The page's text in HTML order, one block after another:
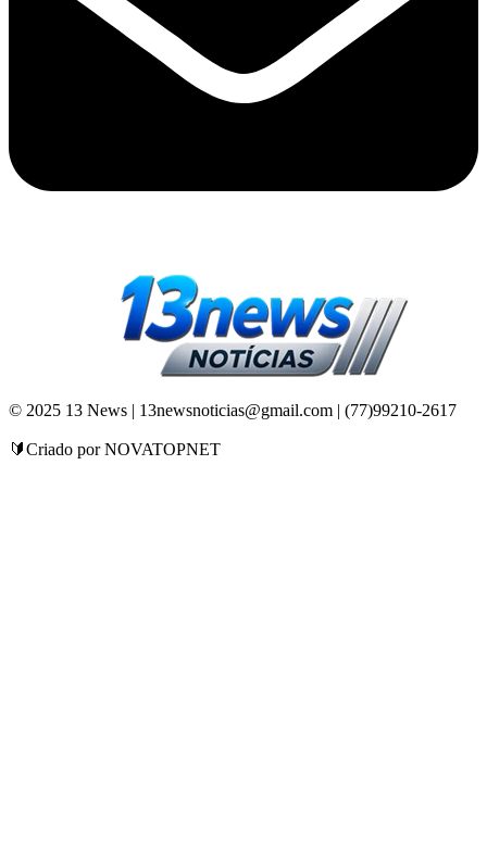
© 2025 13 News | 13newsnoticias@gmail.com | (77)99210-2617
🔰Criado por NOVATOPNET